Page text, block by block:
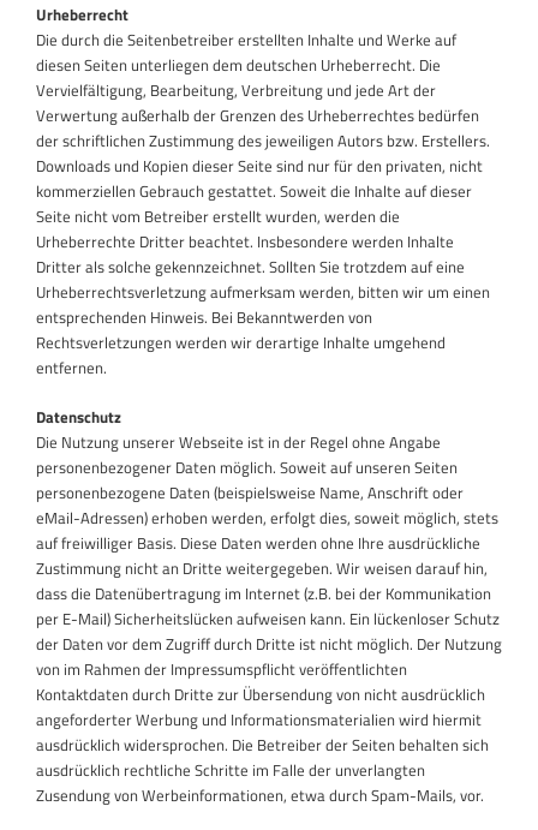
Urheberrecht
Die durch die Seitenbetreiber erstellten Inhalte und Werke auf
diesen Seiten unterliegen dem deutschen Urheberrecht. Die
Vervielfältigung, Bearbeitung, Verbreitung und jede Art der
Verwertung außerhalb der Grenzen des Urheberrechtes bedürfen
der schriftlichen Zustimmung des jeweiligen Autors bzw. Erstellers.
Downloads und Kopien dieser Seite sind nur für den privaten, nicht
kommerziellen Gebrauch gestattet. Soweit die Inhalte auf dieser
Seite nicht vom Betreiber erstellt wurden, werden die
Urheberrechte Dritter beachtet. Insbesondere werden Inhalte
Dritter als solche gekennzeichnet. Sollten Sie trotzdem auf eine
Urheberrechtsverletzung aufmerksam werden, bitten wir um einen
entsprechenden Hinweis. Bei Bekanntwerden von
Rechtsverletzungen werden wir derartige Inhalte umgehend
entfernen.
Datenschutz
Die Nutzung unserer Webseite ist in der Regel ohne Angabe
personenbezogener Daten möglich. Soweit auf unseren Seiten
personenbezogene Daten (beispielsweise Name, Anschrift oder
eMail-Adressen) erhoben werden, erfolgt dies, soweit möglich, stets
auf freiwilliger Basis. Diese Daten werden ohne Ihre ausdrückliche
Zustimmung nicht an Dritte weitergegeben. Wir weisen darauf hin,
dass die Datenübertragung im Internet (z.B. bei der Kommunikation
per E-Mail) Sicherheitslücken aufweisen kann. Ein lückenloser Schutz
der Daten vor dem Zugriff durch Dritte ist nicht möglich. Der Nutzung
von im Rahmen der Impressumspflicht veröffentlichten
Kontaktdaten durch Dritte zur Übersendung von nicht ausdrücklich
angeforderter Werbung und Informationsmaterialien wird hiermit
ausdrücklich widersprochen. Die Betreiber der Seiten behalten sich
ausdrücklich rechtliche Schritte im Falle der unverlangten
Zusendung von Werbeinformationen, etwa durch Spam-Mails, vor.